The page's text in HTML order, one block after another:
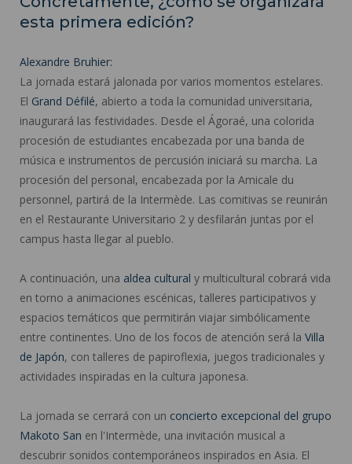
esta primera edición?
Alexandre Bruhier:
La jornada estará jalonada por varios momentos estelares.
El Grand Défilé, abierto a toda la comunidad universitaria,
inaugurará las festividades. Desde el Ágoraé, una colorida
procesión de estudiantes encabezada por una banda de
música e instrumentos de percusión iniciará su marcha. La
procesión del personal, encabezada por la Amicale du
personnel, partirá de la Intermède. Las comitivas se reunirán
en el Restaurante Universitario 2 y desfilarán juntas por el
campus hasta llegar al pueblo.
A continuación, una aldea cultural y multicultural cobrará vida
en torno a animaciones escénicas, talleres participativos y
espacios temáticos que permitirán viajar simbólicamente
entre continentes. Uno de los focos de atención será la Villa
de Japón, con talleres de papiroflexia, juegos tradicionales y
actividades inspiradas en la cultura japonesa.
La jornada se cerrará con un concierto excepcional del grupo
Makoto San en l'Intermède, una invitación musical a
descubrir sonidos contemporáneos inspirados en Asia. El